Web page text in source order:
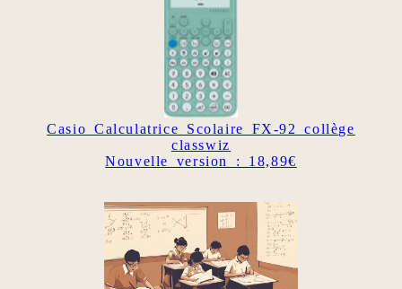
Casio Calculatrice Scolaire FX-92 collège
classwiz
Nouvelle version : 18,89€